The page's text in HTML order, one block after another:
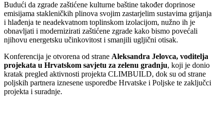
Budući da zgrade zaštićene kulturne baštine također doprinose
emisijama stakleničkih plinova svojim zastarjelim sustavima grijanja
i hlađenja te neadekvatnom toplinskom izolacijom, nužno ih je
obnavljati i modernizirati zaštićene zgrade kako bismo povećali
njihovu energetsku učinkovitost i smanjili ugljični otisak.
Konferencija je otvorena od strane Aleksandra Jelovca, voditelja
projekata u Hrvatskom savjetu za zelenu gradnju, koji je donio
kratak pregled aktivnosti projekta CLIMBUILD, dok su od strane
poljskih partnera iznesene usporedbe Hrvatske i Poljske te zaključci
projekta i suradnje.